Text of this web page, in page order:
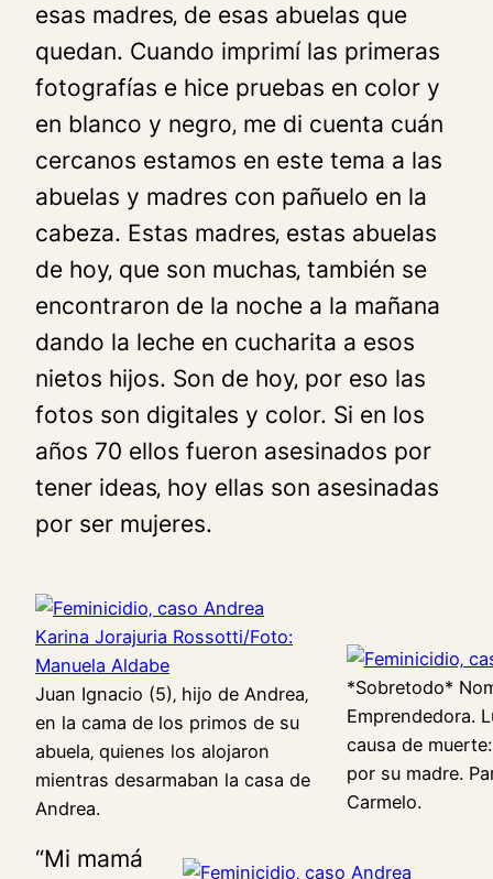
esas madres‚ de esas abuelas que
quedan. Cuando imprimí las primeras
fotografías e hice pruebas en color y
en blanco y negro‚ me di cuenta cuán
cercanos estamos en este tema a las
abuelas y madres con pañuelo en la
cabeza. Estas madres‚ estas abuelas
de hoy‚ que son muchas‚ también se
encontraron de la noche a la mañana
dando la leche en cucharita a esos
nietos hijos. Son de hoy‚ por eso las
fotos son digitales y color. Si en los
años 70 ellos fueron asesinados por
tener ideas‚ hoy ellas son asesinadas
por ser mujeres.
Juan Ignacio (5)‚ hijo de Andrea‚
en la cama de los primos de su
abuela‚ quienes los alojaron
mientras desarmaban la casa de
Andrea.
*Sobretodo*
Emprendedora.
causa de
por su madre.
Carmelo.
“Mi mamá